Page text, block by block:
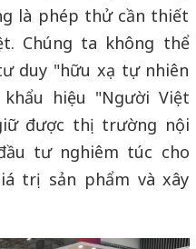
là phép thử cần thiết
Chúng ta không thể
duy "hữu xạ tự nhiên
hiệu "Người Việt
được thị trường nội
tư nghiêm túc cho
trị sản phẩm và xây